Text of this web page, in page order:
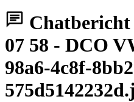
Chatbericht
07 58 - DCO
98a6-4c8f-